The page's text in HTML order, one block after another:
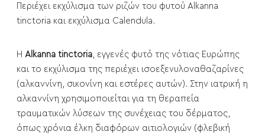
Περιέχει εκχύλισμα των ριζών του φυτού Alkanna
tinctoria και εκχύλισμα Calendula.
H Alkanna tinctoria, εγγενές φυτό της νότιας Ευρώπης
και το εκχύλισμα της περιέχει ισοεξενυλοναθαζαρίνες
(αλκαννίνη, σικονίνη και εστέρες αυτών). Στην ιατρική η
αλκαννίνη χρησιμοποιείται για τη θεραπεία
τραυματικών λύσεων της συνέχειας του δέρματος,
όπως χρόνια έλκη διαφόρων αιτιολογιών (φλεβική